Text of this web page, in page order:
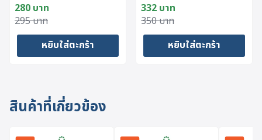
295บาท
Original
price
280 บาท
Current
price
หยิบใส่ตะกร้า
350บาท
Original
price
332 บาท
Current
price
หยิบใส่ตะกร้า
สินค้าที่เกี่ยวข้อง